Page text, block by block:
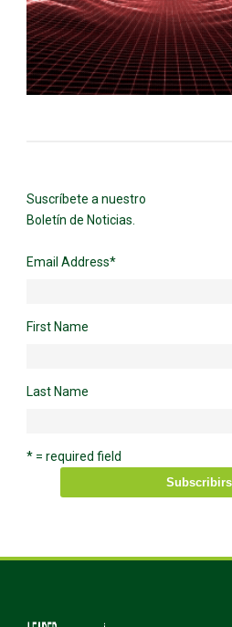
Suscríbete a nuestro
Boletín de Noticias.
Email Address*
First Name
Last Name
* = required field